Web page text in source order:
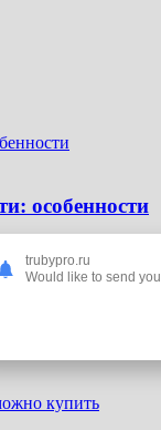
особенности
для
trubypro.ru
Would like to send